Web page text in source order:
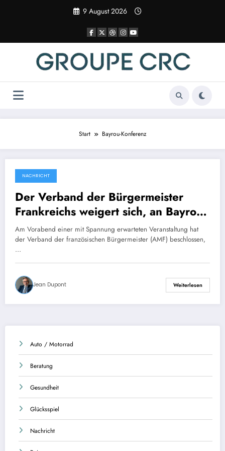
9 August 2026
Start Bayrou-Konferenz
16 April 2025
NACHRICHT
Der Verband der Bürgermeister
Frankreichs weigert sich, an Bayrous
Konferenz über öffentliche Finanzen
teilzunehmen.
Am Vorabend einer mit Spannung erwarteten Veranstaltung hat
der Verband der französischen Bürgermeister (AMF) beschlossen,
…
Jean Dupont Weiterlesen
Auto / Motorrad
Beratung
Gesundheit
Glücksspiel
Nachricht